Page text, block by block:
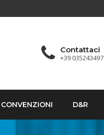
Contattaci
+39 035243497
CONVENZIONI D&R